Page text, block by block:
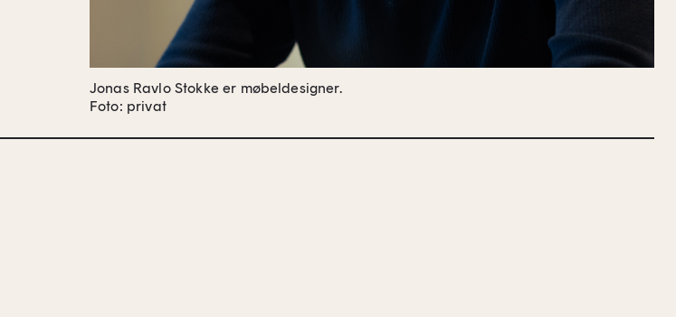
Jonas Ravlo Stokke er møbeldesigner.
Foto: privat